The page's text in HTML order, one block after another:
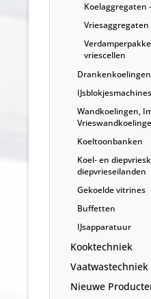
Koelaggregaten
vriescellen
Drankenkoelingen
IJsblokjesmachines
Wandkoelingen,
Koeltoonbanken
Koel- en
diepvrieseilanden
Gekoelde vitrines
Buffetten
IJsapparatuur
Kooktechniek
Vaatwastechniek
Nieuwe